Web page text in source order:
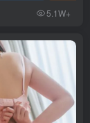
5.1W+